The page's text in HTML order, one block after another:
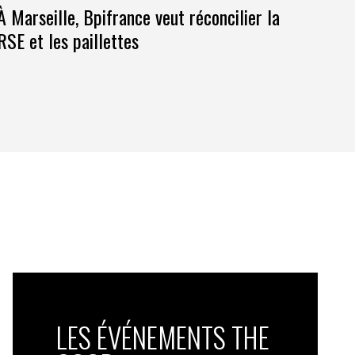
Marseille, Bpifrance veut réconcilier la
et les paillettes
LES ÉVÉNEMENTS THE